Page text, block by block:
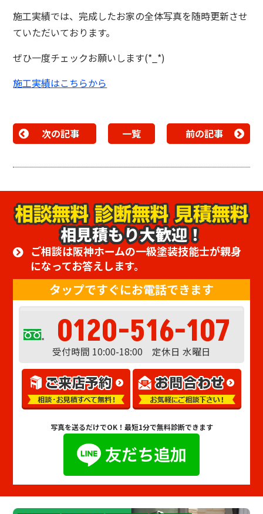
施工実績では、完成したお家の全体写真を随時更新させ
ていただいております。
ぜひ一度チェックお願いします(*_*)
施工実績はこちらから
次の記事 一覧 前の記事
相見積もり大歓迎！
ご相談は阪神ホームの一級塗装技能士が親身
になってお答えします。
タップですぐにお電話できます
0120-516-107
受付時間 10:00-18:00 定休日 水曜日
写真を送るだけでOK！ 最短1分で無料診断できます